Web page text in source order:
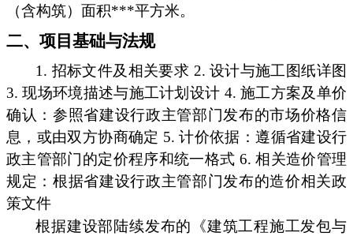
（含构筑）面积***平方米。
二、项目基础与法规
1. 招标文件及相关要求 2. 设计与施工图纸详图
3. 现场环境描述与施工计划设计 4. 施工方案及单价
确认：参照省建设行政主管部门发布的市场价格信
息，或由双方协商确定 5. 计价依据：遵循省建设行
政主管部门的定价程序和统一格式 6. 相关造价管理
规定：根据省建设行政主管部门发布的造价相关政
策文件
根据建设部陆续发布的《建筑工程施工发包与